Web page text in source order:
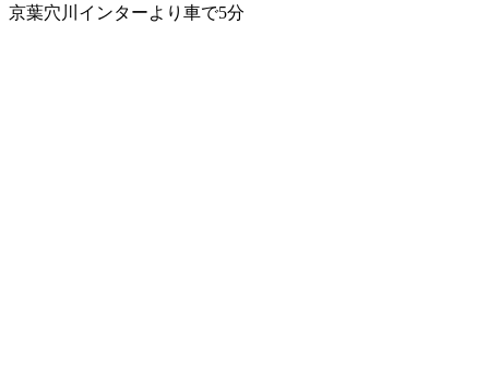
京葉穴川インターより車で5分